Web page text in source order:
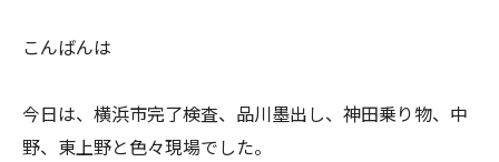
こんばんは
今日は、横浜市完了検査、品川墨出し、神田乗り物、中
野、東上野と色々現場でした。